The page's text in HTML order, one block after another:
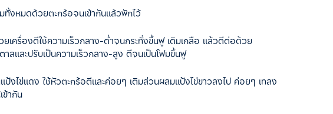
งหมดด้วยตะกร้อจนเข้ากันแล้วพักไว้
ยเครื่องตีใช้ความเร็วกลาง-ต่ำจนกระทั่งขึ้นฟู เติมเกลือ แล้วตีต่อด้วย
ลและปรับเป็นความเร็วกลาง-สูง ตีจนเป็นโฟมขึ้นฟู
ป้งไข่แดง ใช้หัวตะกร้อตีและค่อยๆ เติมส่วนผสมแป้งไข่ขาวลงไป ค่อยๆ เทลง
ข้ากัน